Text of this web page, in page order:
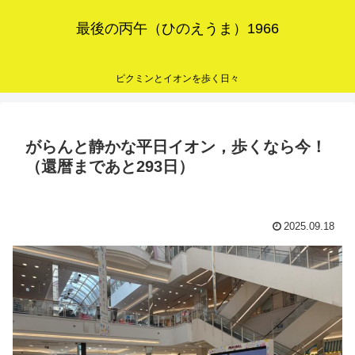
最後の丙午（ひのえうま）1966
ピクミンとイオンを歩く日々
がらんと静かな平日イオン，歩くなら今！
（還暦まであと293日）
2025.09.18